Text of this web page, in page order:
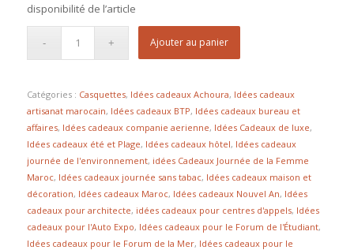
disponibilité de l’article
Ajouter au panier
Catégories : Casquettes, Idées cadeaux Achoura, Idées cadeaux
artisanat marocain, Idées cadeaux BTP, Idées cadeaux bureau et
affaires, Idées cadeaux companie aerienne, Idées Cadeaux de luxe,
Idées cadeaux été et Plage, Idées cadeaux hôtel, Idées cadeaux
journée de l'environnement, idées Cadeaux Journée de la Femme
Maroc, Idées cadeaux journée sans tabac, Idées cadeaux maison et
décoration, Idées cadeaux Maroc, Idées cadeaux Nouvel An, Idées
cadeaux pour architecte, idées cadeaux pour centres d'appels, Idées
cadeaux pour l'Auto Expo, Idées cadeaux pour le Forum de l'Étudiant,
Idées cadeaux pour le Forum de la Mer, Idées cadeaux pour le